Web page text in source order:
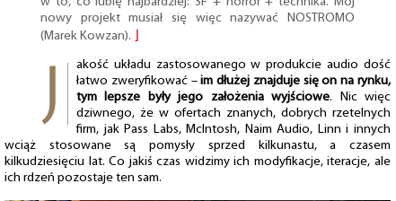
nowy projekt musiał się więc nazywać NOSTROMO
(Marek Kowzan).
akość układu zastosowanego w produkcie audio dość
łatwo zweryfikować –im dłużej znajduje się on na rynku,
tym lepsze były jego założenia wyjściowe. Nic więc
dziwnego, że w ofertach znanych, dobrych rzetelnych
firm, jak Pass Labs, McIntosh, Naim Audio, Linn i innych
wciąż stosowane są pomysły sprzed kilkunastu, a czasem
kilkudziesięciu lat. Co jakiś czas widzimy ich modyfikacje, iteracje, ale
ich rdzeń pozostaje ten sam.